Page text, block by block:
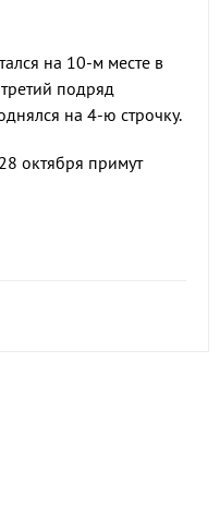
на 10-м месте в
подряд
на 4-ю строчку.
октября примут